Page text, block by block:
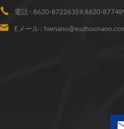
電話 : 8620-87226359,8620-
Eメール :